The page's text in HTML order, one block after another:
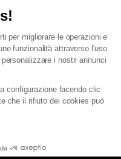
per migliorare le operazioni e
funzionalità attraverso l'uso
i nostri annunci
configurazione facendo clic
che il rifiuto dei cookies può
e dei cookie
clienti professionali